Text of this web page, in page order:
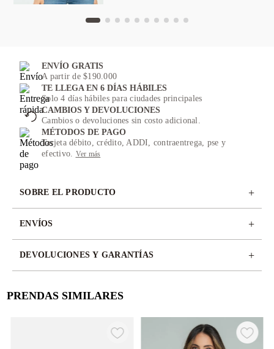
ENVÍO GRATIS
A partir de $190.000
TE LLEGA EN 6 DÍAS HÁBILES
Solo 4 días hábiles para ciudades principales
CAMBIOS Y DEVOLUCIONES
Cambios o devoluciones sin costo adicional.
MÉTODOS DE PAGO
Tarjeta débito, crédito, ADDI, contraentrega, pse y
efectivo. Ver más
SOBRE EL PRODUCTO +
ENVÍOS +
DEVOLUCIONES Y GARANTÍAS +
PRENDAS SIMILARES